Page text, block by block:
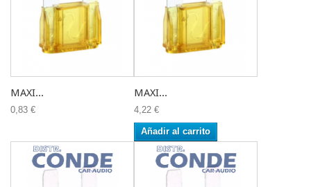
MAXI...
0,83 €
MAXI...
4,22 €
Añadir al carrito